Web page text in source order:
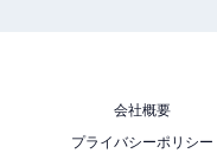
会社概要
プライバシーポリシー